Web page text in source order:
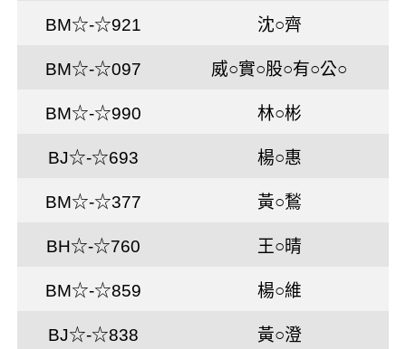
BM☆-☆921 沈○齊
BM☆-☆097 威○實○股○有○公○
BM☆-☆990 林○彬
BJ☆-☆693 楊○惠
BM☆-☆377 黃○鶖
BH☆-☆760 王○晴
BM☆-☆859 楊○維
BJ☆-☆838 黃○澄